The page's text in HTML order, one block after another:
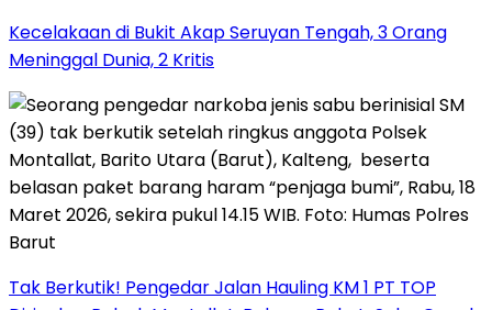
Kecelakaan di Bukit Akap Seruyan Tengah, 3 Orang
Meninggal Dunia, 2 Kritis
Tak Berkutik! Pengedar Jalan Hauling KM 1 PT TOP